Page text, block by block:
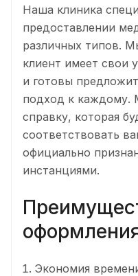
Наша клиника
предоставлении
различных типов.
клиент имеет свои
и готовы
подход к каждому.
справку, которая
соответствовать
официально
инстанциями.
Экономия